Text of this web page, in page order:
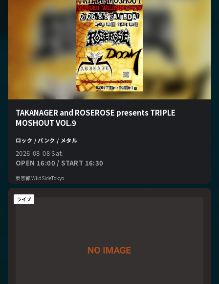
TAKANAGER and ROSEROSE presents TRIPLE
MOSHOUT VOL.9
ロック / パンク / メタル
2026-08-08 Sat.
OPEN 16:00 / START 16:30
東京都 WildSideTokyo
ライブ